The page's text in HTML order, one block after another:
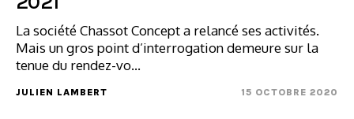
La société Chassot Concept a relancé ses activités.
Mais un gros point d’interrogation demeure sur la
tenue du rendez-vo...
JULIEN LAMBERT 15 OCTOBRE 2020